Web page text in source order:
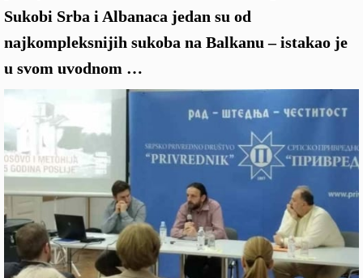
Sukobi Srba i Albanaca jedan su od
najkompleksnijih sukoba na Balkanu – istakao je
u svom uvodnom …